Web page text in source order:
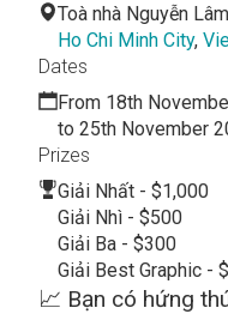
📈 Bạn có hứng
Toà nhà Nguyễn Lâm
Ho Chi Minh City,
Dates
From 18th
to 25th November
Prizes
Giải Nhất - $1,000
Giải Nhì - $500
Giải Ba - $300
Giải Best Graphic -